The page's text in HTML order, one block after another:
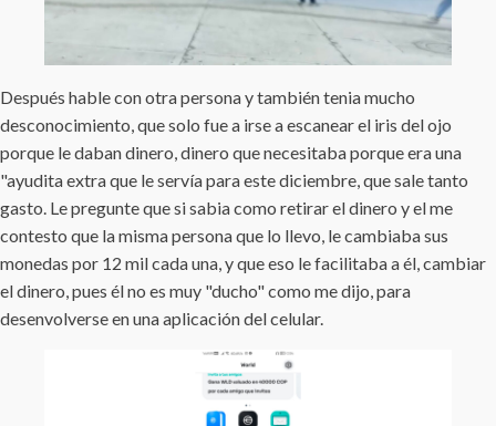
Después hable con otra persona y también tenia mucho
desconocimiento, que solo fue a irse a escanear el iris del ojo
porque le daban dinero, dinero que necesitaba porque era una
"ayudita extra que le servía para este diciembre, que sale tanto
gasto. Le pregunte que si sabia como retirar el dinero y el me
contesto que la misma persona que lo llevo, le cambiaba sus
monedas por 12 mil cada una, y que eso le facilitaba a él, cambiar
el dinero, pues él no es muy "ducho" como me dijo, para
desenvolverse en una aplicación del celular.